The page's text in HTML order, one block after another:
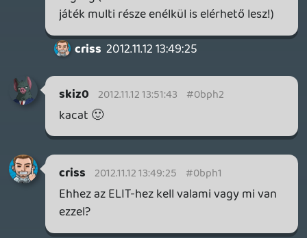
Mivel Atcinál dübörög a marketing
gépezet ezért ingyenessé tette az elit
szolgáltatást amiből kivette a dlcket. Ezzel
azt az érzetet keltve, hogy mindenki kap
ingyen tőlük egy "szolgáltatást". A dlc-nél
meg megveheted a Season passt, így xy%
spórolsz mintha egyesével vennéd meg a
dlc-t.
Zargabaath 2012.11.12 12:38:34 #0bpgx
Sőőőőt. Ha megveszed mellé a
Borderlands 2-t, akkor még annak is meg
kell venni a season passt, hiába van meg az
mw3 meg a bo2. Hogy merészelik
opcionális bónusztartalomért elkérni a
pénzt! Szemetek!